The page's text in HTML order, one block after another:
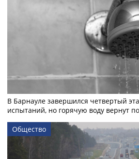
В Барнауле завершился четвертый
испытаний, но горячую воду вернут
Общество